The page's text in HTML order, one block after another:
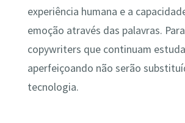
experiência humana e a
emoção através das palavras.
copywriters que continuam
aperfeiçoando não serão
tecnologia.